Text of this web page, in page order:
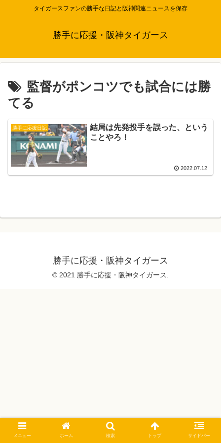
タイガースファンの勝手な日記と阪神関連ニュースを保存
勝手に応援・阪神タイガース
監督がポンコツでも試合には勝
てる
勝手に応援日記
結局は先発投手を誤った、という
ことやろ！
2022.07.12
勝手に応援・阪神タイガース
© 2021 勝手に応援・阪神タイガース.
メニュー ホーム 検索 トップ サイドバー